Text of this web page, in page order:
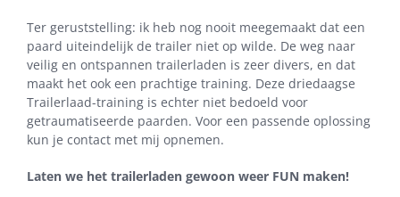
Ter geruststelling: ik heb nog nooit meegemaakt dat een
paard uiteindelijk de trailer niet op wilde. De weg naar
veilig en ontspannen trailerladen is zeer divers, en dat
maakt het ook een prachtige training. Deze driedaagse
Trailerlaad-training is echter niet bedoeld voor
getraumatiseerde paarden. Voor een passende oplossing
kun je contact met mij opnemen.
Laten we het trailerladen gewoon weer FUN maken!